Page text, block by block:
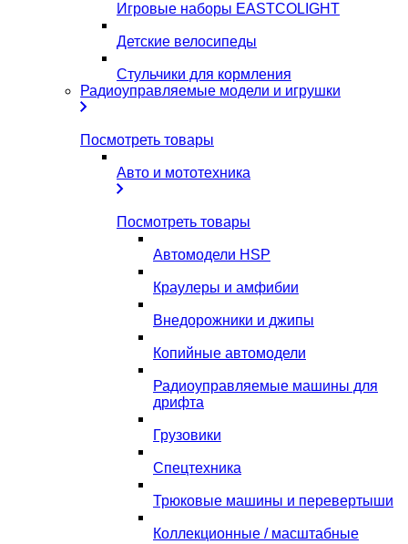
Игровые наборы EASTCOLIGHT
Детские велосипеды
Стульчики для кормления
Радиоуправляемые модели и игрушки
Посмотреть товары
Авто и мототехника
Посмотреть товары
Автомодели HSP
Краулеры и амфибии
Внедорожники и джипы
Копийные автомодели
Радиоуправляемые машины для
дрифта
Грузовики
Спецтехника
Трюковые машины и перевертыши
Коллекционные / масштабные